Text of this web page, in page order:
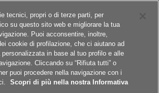
tecnici, propri o di terze parti, per
su questo sito web e migliorare la tua
Puoi acconsentire, inoltre,
cookie di profilazione, che ci aiutano ad
in base al tuo profilo e alle
Cliccando su “Rifiuta tutti” o
puoi procedere nella navigazione con i
Scopri di più nella nostra Informativa